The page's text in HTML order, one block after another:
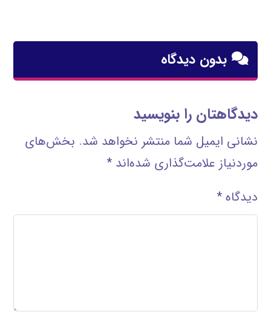
بدون دیدگاه
دیدگاهتان را بنویسید
نشانی ایمیل شما منتشر نخواهد شد. بخش‌های
موردنیاز علامت‌گذاری شده‌اند*
دیدگاه*